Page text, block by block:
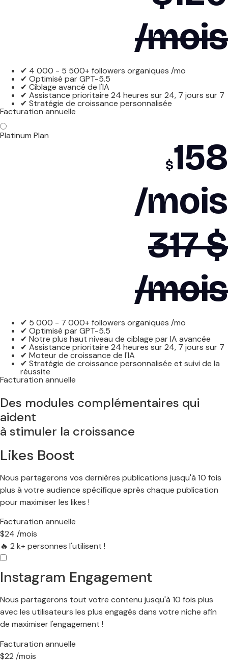
/mois
✔ 4 000 - 5 500+ followers organiques /mo
✔ Optimisé par GPT-5.5
✔ Ciblage avancé de l'IA
✔ Assistance prioritaire 24 heures sur 24, 7 jours sur 7
✔ Stratégie de croissance personnalisée
Facturation annuelle
Platinum Plan
$158
/mois
317 $
/mois
✔ 5 000 - 7 000+ followers organiques /mo
✔ Optimisé par GPT-5.5
✔ Notre plus haut niveau de ciblage par IA avancée
✔ Assistance prioritaire 24 heures sur 24, 7 jours sur 7
✔ Moteur de croissance de l'IA
✔ Stratégie de croissance personnalisée et suivi de la
réussite
Facturation annuelle
Des modules complémentaires qui
aident
à stimuler la croissance
Likes Boost
Nous partagerons vos dernières publications jusqu'à 10 fois
plus à votre audience spécifique après chaque publication
pour maximiser les likes !
Facturation annuelle
$24 /mois
🔥 2 k+ personnes l'utilisent !
Instagram Engagement
Nous partagerons tout votre contenu jusqu'à 10 fois plus
avec les utilisateurs les plus engagés dans votre niche afin
de maximiser l'engagement !
Facturation annuelle
$22 /mois